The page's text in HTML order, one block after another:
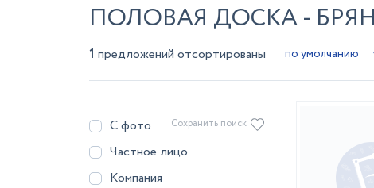
ПОЛОВАЯ ДОСКА -
1 предложений отсортированы
С фото
Частное лицо
Компания
Сохранить поиск